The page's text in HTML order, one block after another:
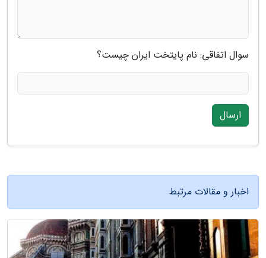
سوال اتفاقی: نام پایتخت ایران چیست؟
ارسال
اخبار و مقالات مرتبط